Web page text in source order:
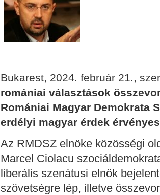
Bukarest, 2024. február 21.,
romániai választások
Romániai Magyar Demokrata
erdélyi magyar érdek
Az RMDSZ elnöke közösségi
Marcel Ciolacu
liberális szenátusi elnök
szövetségre lép, illetve